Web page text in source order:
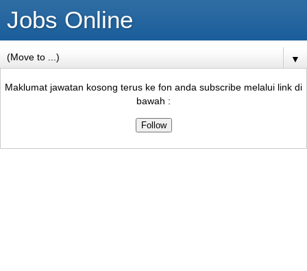
Jobs Online
▼
Maklumat jawatan kosong terus ke fon anda subscribe melalui link di
bawah :